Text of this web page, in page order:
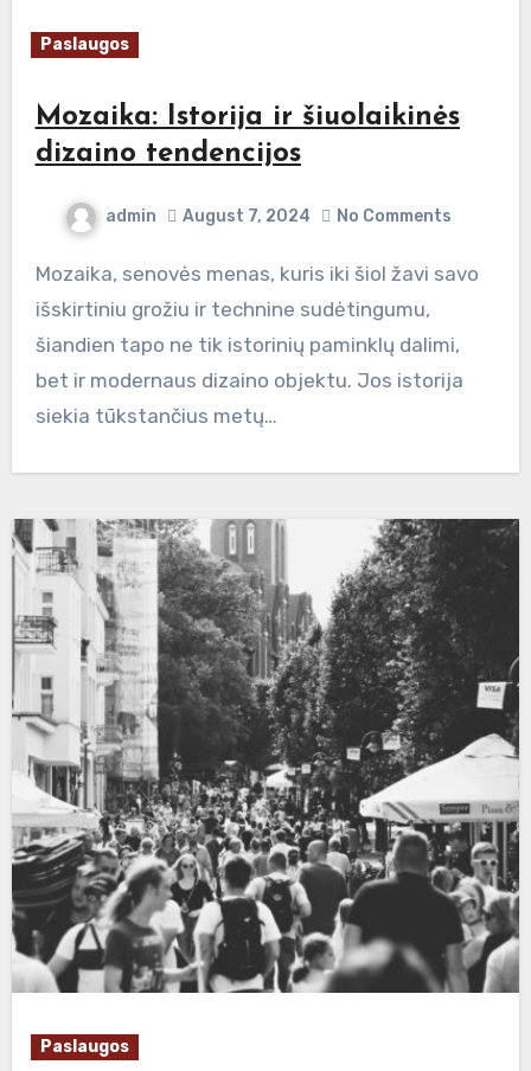
Paslaugos
Mozaika: Istorija ir šiuolaikinės
dizaino tendencijos
admin August 7, 2024 No Comments
Mozaika, senovės menas, kuris iki šiol žavi savo
išskirtiniu grožiu ir technine sudėtingumu,
šiandien tapo ne tik istorinių paminklų dalimi,
bet ir modernaus dizaino objektu. Jos istorija
siekia tūkstančius metų…
Paslaugos